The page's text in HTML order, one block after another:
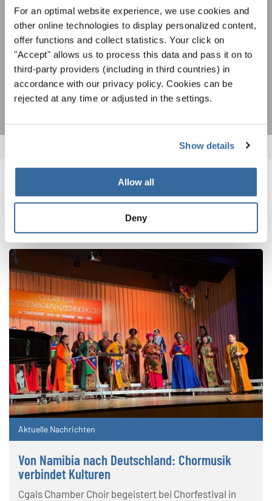
For an optimal website experience, we use cookies and
other online technologies to display personalized content,
offer functions and collect statistics. Your click on
"Accept" allows us to process this data and pass it on to
third-party providers (including in third countries) in
accordance with our privacy policy. Cookies can be
rejected at any time or adjusted in the settings.
Show details
Allow all
Deny
ZUSTIMMEN
Ich bin mit dem Erhalt des Newsletters einverstanden und
ANMELDEN
VERWANDTE NEWS
Aktuelle Nachrichten
Von Namibia nach Deutschland: Chormusik
verbindet Kulturen
Cgals Chamber Choir begeistert bei Chorfestival in